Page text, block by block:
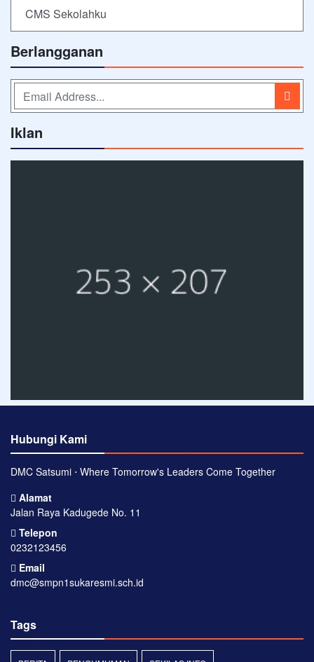
CMS Sekolahku
Berlangganan
Iklan
Hubungi Kami
DMC Satsumi ⋅ Where Tomorrow's Leaders Come Together
Alamat
Jalan Raya Kadugede No. 11
Telepon
0232123456
Email
dmc@smpn1sukaresmi.sch.id
Tags